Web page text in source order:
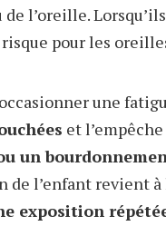
l’oreille.
pour les
une
et
un
de l’enfant revient
exposition